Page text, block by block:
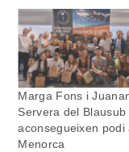
Marga Fons i
Servera del Blausub
aconsegueixen podi
Menorca